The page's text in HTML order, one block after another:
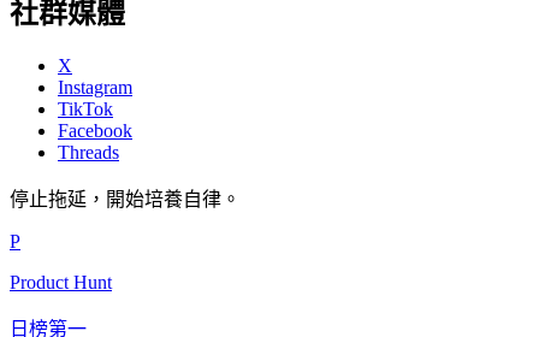
社群媒體
X
Instagram
TikTok
Facebook
Threads
停止拖延，開始培養自律。
P
Product Hunt
日榜第一